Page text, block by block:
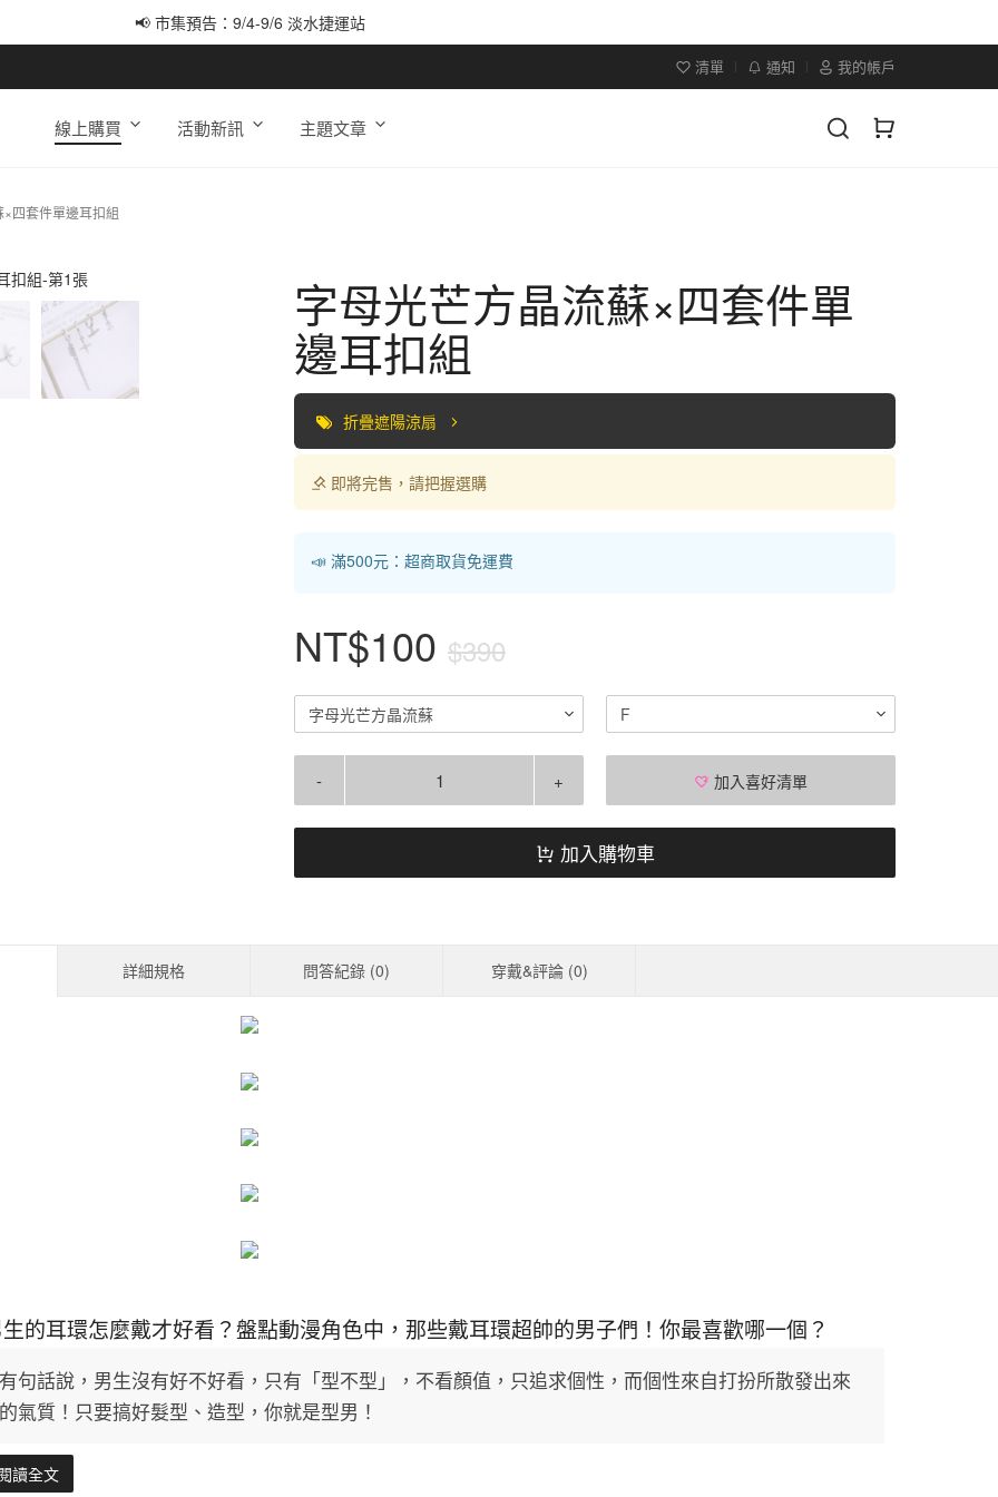
📢 市集預告：9/4-9/6 淡水捷運站
清單 通知 我的帳戶
線上購買 活動新訊 主題文章
四套件單邊耳扣組
字母光芒方晶流蘇×四套件單
邊耳扣組
折疊遮陽涼扇
即將完售，請把握選購
📣 滿500元：超商取貨免運費
NT$100 $390
字母光芒方晶流蘇 F
- + 加入喜好清單
加入購物車
詳細規格 問答紀錄 (0) 穿戴&評論 (0)
的耳環怎麼戴才好看？盤點動漫角色中，那些戴耳環超帥的男子們！你最喜歡哪一個？
有句話說，男生沒有好不好看，只有「型不型」，不看顏值，只追求個性，而個性來自打扮所散發出來
的氣質！只要搞好髮型、造型，你就是型男！
讀全文